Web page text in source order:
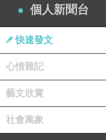
個人新聞台
快速發文
心情雜記
藝文欣賞
社會萬象